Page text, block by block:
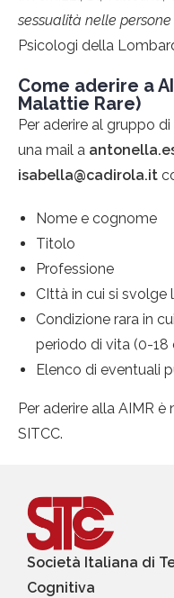
sessualità nelle
Psicologi della
Come aderire a
Malattie Rare)
Per aderire al gruppo
una mail a
isabella@cadirola.it
Nome e cognome
Titolo
Professione
CIttà in cui si svolge
Condizione rara in
periodo di vita (0-18
Elenco di eventuali
Per aderire alla AIMR
SITCC.
Società Italiana di
Cognitiva